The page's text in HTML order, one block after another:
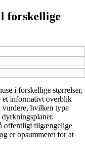
forskellige
i forskellige størrelser,
et informativt overblik
vurdere, hvilken type
offentligt tilgængelige
er opsummeret for at